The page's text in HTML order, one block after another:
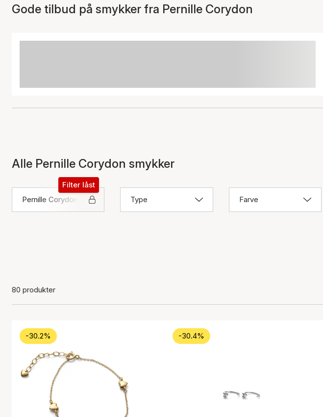
Gode tilbud på smykker fra Pernille Corydon
Alle Pernille Corydon smykker
Pernille Corydon
Filter låst
Type
Farve
80 produkter
-30.2% -30.4%